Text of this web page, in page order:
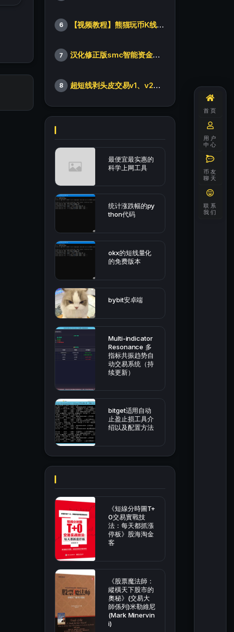
6 【视频教程】熊猫玩币K线后的秘密（全集）
7 汉化修正版smc智能资金订单指标
8 超短线剥头皮交易v1、v2版本
最便宜最实惠的
科学上网工具
统计涨跌幅的py
thon代码
okx的短线量化
的免费版本
bybit安卓端
Multi-indicator
Resonance 多
指标共振趋势自
动交易系统（持
续更新）
bitget适用自动
止盈止损工具介
绍以及配置方法
《短線分時圖T+
0交易實戰技
法：每天都抓漲
停板》股海淘金
客
《股票魔法師：
縱橫天下股市的
奧秘》(交易大
師係列)米勒維尼
(Mark Minervin
i)
首页
用户
中心
币友
聊天
联系
我们